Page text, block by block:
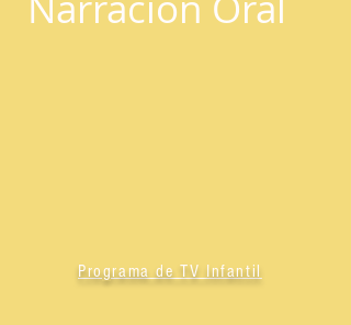
Programa de TV Infantil